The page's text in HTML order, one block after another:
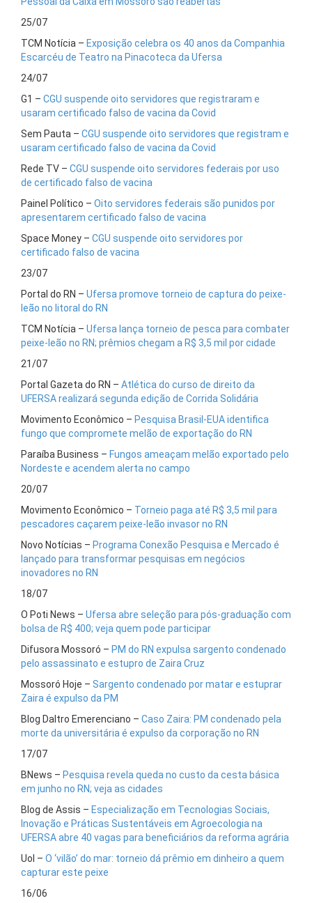
25/07
TCM Notícia – Exposição celebra os 40 anos da Companhia
Escarcéu de Teatro na Pinacoteca da Ufersa
24/07
G1 – CGU suspende oito servidores que registraram e
usaram certificado falso de vacina da Covid
Sem Pauta – CGU suspende oito servidores que registram e
usaram certificado falso de vacina da Covid
Rede TV – CGU suspende oito servidores federais por uso
de certificado falso de vacina
Painel Político – Oito servidores federais são punidos por
apresentarem certificado falso de vacina
Space Money – CGU suspende oito servidores por
certificado falso de vacina
23/07
Portal do RN – Ufersa promove torneio de captura do peixe-
leão no litoral do RN
TCM Notícia – Ufersa lança torneio de pesca para combater
peixe-leão no RN; prêmios chegam a R$ 3,5 mil por cidade
21/07
Portal Gazeta do RN – Atlética do curso de direito da
UFERSA realizará segunda edição de Corrida Solidária
Movimento Econômico – Pesquisa Brasil-EUA identifica
fungo que compromete melão de exportação do RN
Paraíba Business – Fungos ameaçam melão exportado pelo
Nordeste e acendem alerta no campo
20/07
Movimento Econômico – Torneio paga até R$ 3,5 mil para
pescadores caçarem peixe-leão invasor no RN
Novo Notícias – Programa Conexão Pesquisa e Mercado é
lançado para transformar pesquisas em negócios
inovadores no RN
18/07
O Poti News – Ufersa abre seleção para pós-graduação com
bolsa de R$ 400; veja quem pode participar
Difusora Mossoró – PM do RN expulsa sargento condenado
pelo assassinato e estupro de Zaira Cruz
Mossoró Hoje – Sargento condenado por matar e estuprar
Zaira é expulso da PM
Blog Daltro Emerenciano – Caso Zaira: PM condenado pela
morte da universitária é expulso da corporação no RN
17/07
BNews – Pesquisa revela queda no custo da cesta básica
em junho no RN; veja as cidades
Blog de Assis – Especialização em Tecnologias Sociais,
Inovação e Práticas Sustentáveis em Agroecologia na
UFERSA abre 40 vagas para beneficiários da reforma agrária
Uol – O ‘vilão’ do mar: torneio dá prêmio em dinheiro a quem
capturar este peixe
16/06